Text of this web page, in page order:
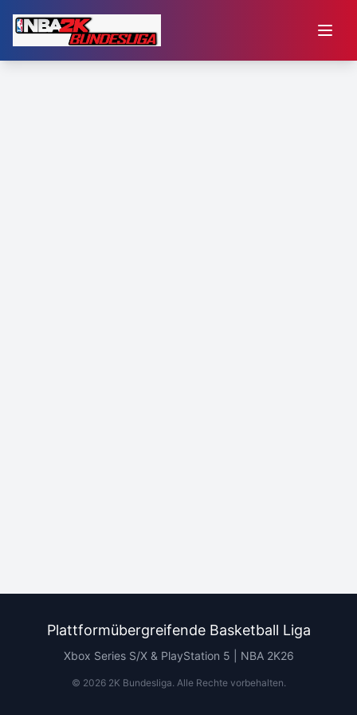
Plattformübergreifende Basketball Liga
Xbox Series S/X & PlayStation 5 | NBA 2K26
© 20262K Bundesliga. Alle Rechte vorbehalten.